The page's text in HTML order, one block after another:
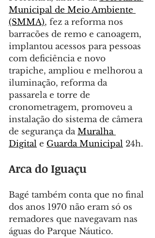
Municipal de Meio Ambiente
(SMMA), fez a reforma nos
barracões de remo e canoagem,
implantou acessos para pessoas
com deficiência e novo
trapiche, ampliou e melhorou a
iluminação, reforma da
passarela e torre de
cronometragem, promoveu a
instalação do sistema de câmera
de segurança da Muralha
Digital e Guarda Municipal 24h.
Arca do Iguaçu
Bagé também conta que no final
dos anos 1970 não eram só os
remadores que navegavam nas
águas do Parque Náutico.